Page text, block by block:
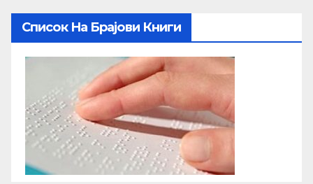
Список На Брајови Книги